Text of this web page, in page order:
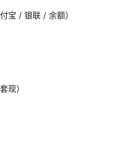
宝 / 银联 / 余额）
现）